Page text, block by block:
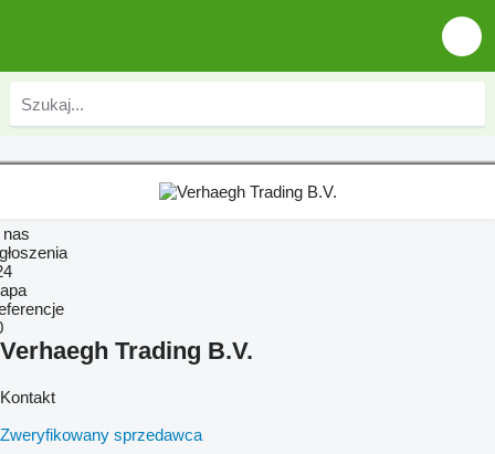
Verhaegh Trading B.V.
Kontakt
Zweryfikowany sprzedawca